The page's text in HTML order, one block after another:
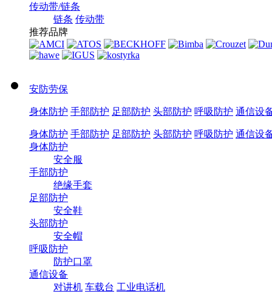
传动带/链条
链条 传动带
推荐品牌
安防劳保
身体防护 手部防护 足部防护 头部防护 呼吸防护 通信设
身体防护 手部防护 足部防护 头部防护 呼吸防护 通信设
身体防护
安全服
手部防护
绝缘手套
足部防护
安全鞋
头部防护
安全帽
呼吸防护
防护口罩
通信设备
对讲机 车载台 工业电话机